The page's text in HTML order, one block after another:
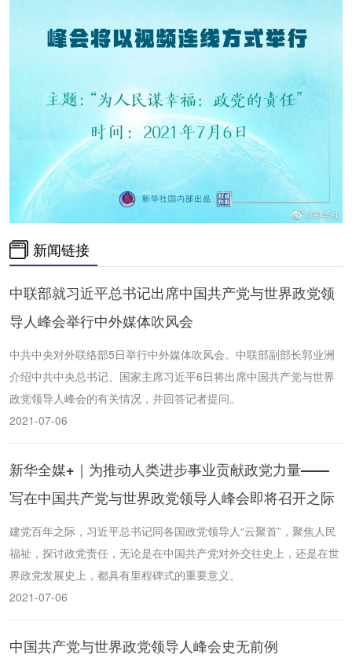
新闻链接
中联部就习近平总书记出席中国共产党与世界政党领
导人峰会举行中外媒体吹风会
中共中央对外联络部5日举行中外媒体吹风会。中联部副部长郭业洲
介绍中共中央总书记、国家主席习近平6日将出席中国共产党与世界
政党领导人峰会的有关情况，并回答记者提问。
2021-07-06
新华全媒+｜为推动人类进步事业贡献政党力量——
写在中国共产党与世界政党领导人峰会即将召开之际
建党百年之际，习近平总书记同各国政党领导人“云聚首”，聚焦人民
福祉，探讨政党责任，无论是在中国共产党对外交往史上，还是在世
界政党发展史上，都具有里程碑式的重要意义。
2021-07-06
中国共产党与世界政党领导人峰会史无前例